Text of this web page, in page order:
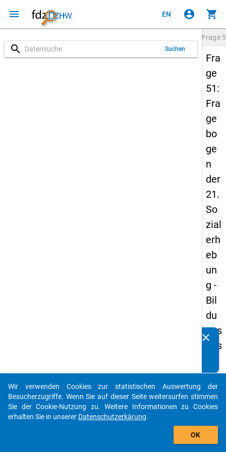
menu EN account_circle shopping_cart
search Suchen
Frage
Fra
ge
51:
Fra
ge
bo
ge
n
der
21.
So
zial
erh
eb
un
g -
Bil
du
ngs
aus
der
(in
ne
Details
clear
auto_stories
add_shopping_cart
Wir verwenden Cookies zur statistischen Auswertung der
Besucherzugriffe. Wenn Sie auf dieser Seite weitersurfen stimmen
Sie der Cookie-Nutzung zu. Weitere Informationen zu Cookies
erhalten Sie in unserer Datenschutzerkärung.
OK